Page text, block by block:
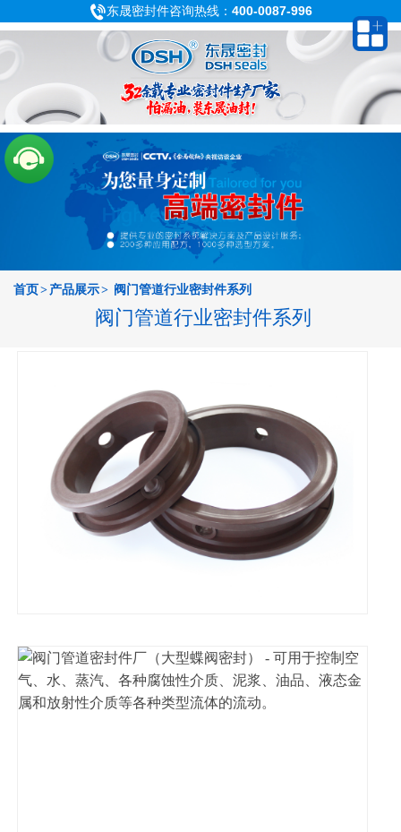
东晟密封件咨询热线： 400-0087-996
首页> 产品展示> 阀门管道行业密封件系列
阀门管道行业密封件系列